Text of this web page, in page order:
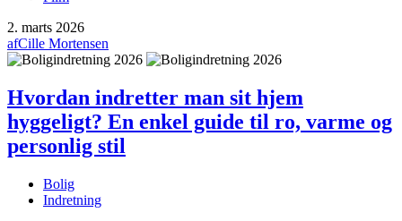
2. marts 2026
afCille Mortensen
Hvordan indretter man sit hjem
hyggeligt? En enkel guide til ro, varme og
personlig stil
Bolig
Indretning